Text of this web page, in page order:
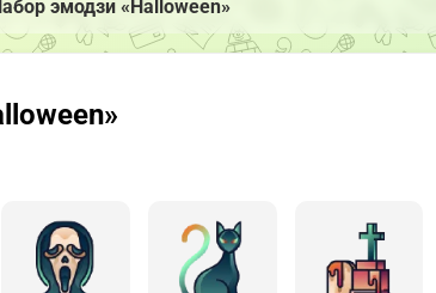
эмодзи «Halloween»